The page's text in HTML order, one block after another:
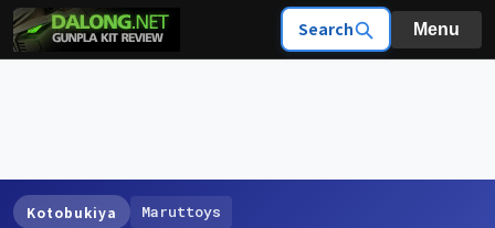
Search Menu
Kotobukiya Maruttoys